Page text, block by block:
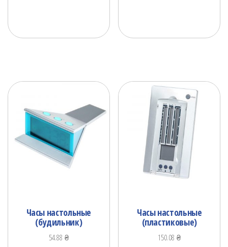
Часы настольные
(будильник)
54.88 ₴
Часы настольные
(пластиковые)
150.08₴